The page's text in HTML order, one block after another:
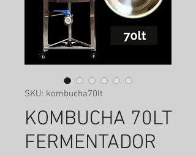
SKU: kombucha70lt
KOMBUCHA 70LT
FERMENTADOR